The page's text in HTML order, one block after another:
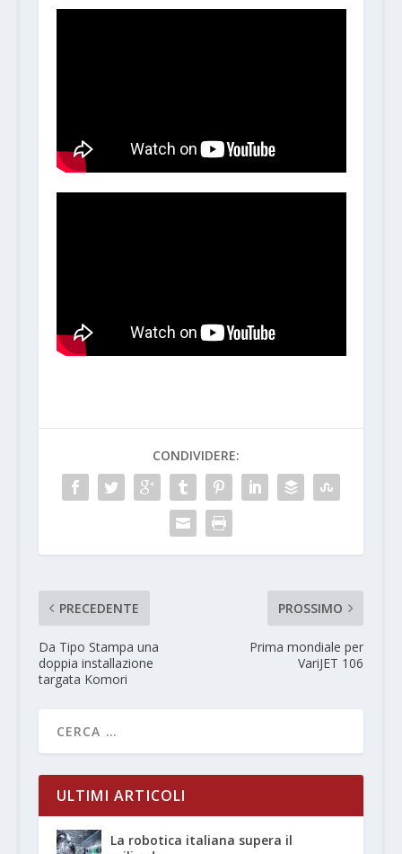
CONDIVIDERE:
PRECEDENTE
Da Tipo Stampa una
doppia installazione
targata Komori
PROSSIMO
Prima mondiale per
VariJET 106
ULTIMI ARTICOLI
La robotica italiana supera il